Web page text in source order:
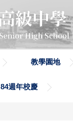
教學園地
84週年校慶